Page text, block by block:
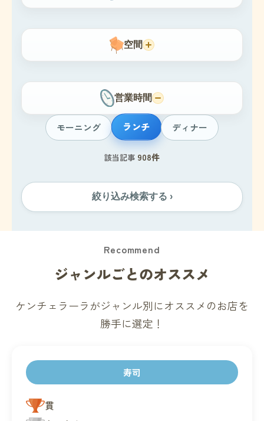
空間
営業時間
モーニング ランチ ディナー
該当記事 908件
絞り込み検索する ›
Recommend
ジャンルごとのオススメ
ケンチェラーラがジャンル別にオススメのお店を
勝手に選定！
寿司
貫